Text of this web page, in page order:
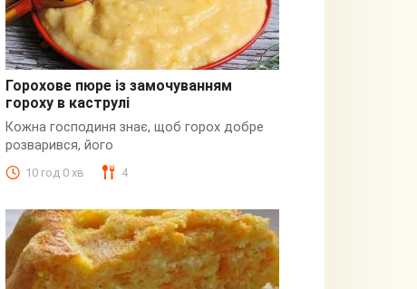
Пюре
Горохове пюре із замочуванням
гороху в каструлі
Кожна господиня знає, щоб горох добре
розварився, його
10 год 0 хв 4